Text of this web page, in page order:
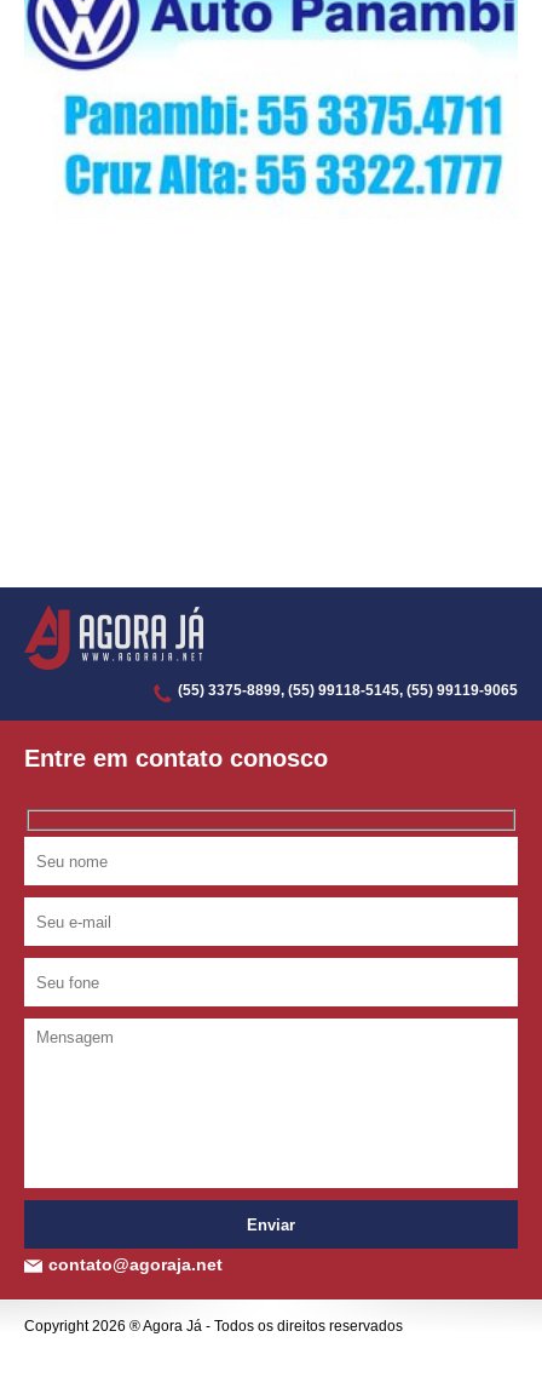
(55) 3375-8899, (55) 99118-5145, (55) 99119-9065
Entre em contato conosco
contato@agoraja.net
Copyright 2026 ® Agora Já - Todos os direitos reservados